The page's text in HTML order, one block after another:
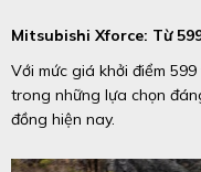
Mitsubishi Xforce: Từ
Với mức giá khởi điểm
trong những lựa chọn
đồng hiện nay.